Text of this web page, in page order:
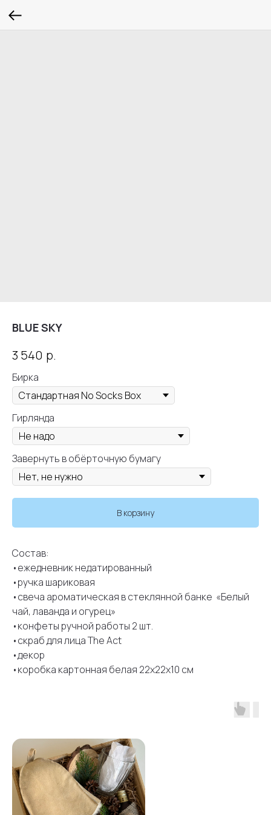
BLUE SKY
3 540 р.
Бирка
Гирлянда
Завернуть в обёрточную бумагу
В корзину
Состав:
•ежедневник недатированный
•ручка шариковая
•свеча ароматическая в стеклянной банке «Белый
чай, лаванда и огурец»
•конфеты ручной работы 2 шт.
•скраб для лица The Act
•декор
•коробка картонная белая 22х22х10 см